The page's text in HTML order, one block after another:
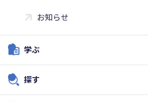
お知らせ
学ぶ
探す